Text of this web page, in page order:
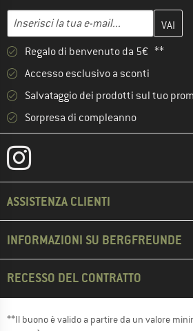
Indirizzo e-mail
Inserisci qui il tuo indirizzo e-mail e
Regalo di benvenuto da 5€ **
Accesso esclusivo a sconti
Salvataggio dei prodotti sul tuo
Sorpresa di compleanno
ASSISTENZA CLIENTI
INFORMAZIONI SU BERGFREUNDE
RECESSO DEL CONTRATTO
**Il buono è valido a partire da un valore